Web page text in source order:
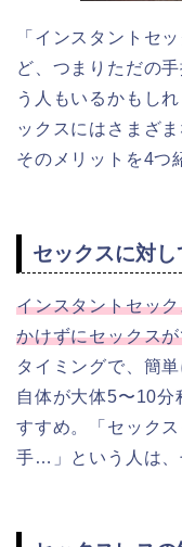
「インスタントセ
ど、つまりただの
う人もいるかもし
ックスにはさまざ
そのメリットを4つ
セックスに対
インスタントセッ
かけずにセックス
タイミングで、簡
自体が大体5〜10分
すすめ。「セック
手…」という人は、